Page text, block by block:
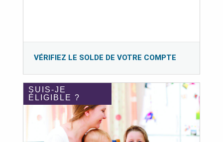
VÉRIFIEZ LE SOLDE DE VOTRE COMPTE
SUIS-JE
ÉLIGIBLE ?